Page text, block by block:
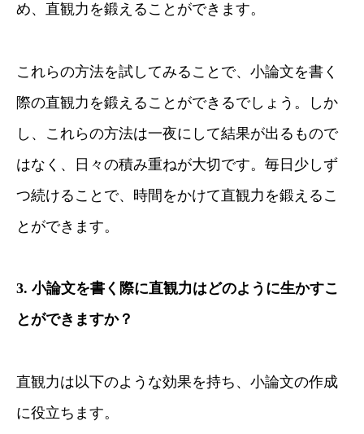
め、直観力を鍛えることができます。
これらの方法を試してみることで、小論文を書く
際の直観力を鍛えることができるでしょう。しか
し、これらの方法は一夜にして結果が出るもので
はなく、日々の積み重ねが大切です。毎日少しず
つ続けることで、時間をかけて直観力を鍛えるこ
とができます。
3. 小論文を書く際に直観力はどのように生かすこ
とができますか？
直観力は以下のような効果を持ち、小論文の作成
に役立ちます。